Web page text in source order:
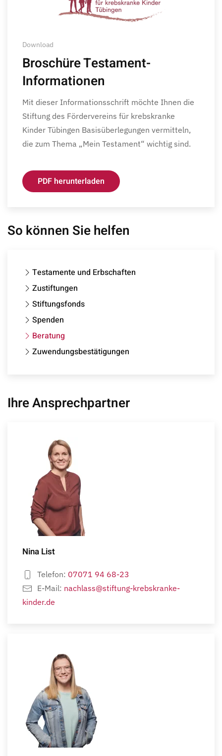
Download
Broschüre Testament-
Informationen
Mit dieser Informationsschrift möchte Ihnen die
Stiftung des Fördervereins für krebskranke
Kinder Tübingen Basisüberlegungen vermitteln,
die zum Thema „Mein Testament“ wichtig sind.
PDF herunterladen
So können Sie helfen
Testamente und Erbschaften
Zustiftungen
Stiftungsfonds
Spenden
Beratung
Zuwendungsbestätigungen
Ihre Ansprechpartner
Nina List
Telefon: 07071 94 68-23
E-Mail: nachlass@stiftung-krebskranke-
kinder.de